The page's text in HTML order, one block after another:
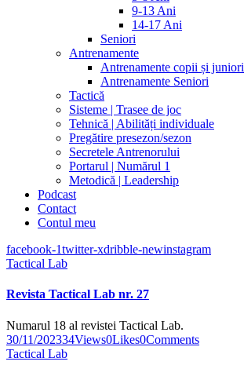
9-13 Ani
14-17 Ani
Seniori
Antrenamente
Antrenamente copii și juniori
Antrenamente Seniori
Tactică
Sisteme | Trasee de joc
Tehnică | Abilități individuale
Pregătire presezon/sezon
Secretele Antrenorului
Portarul | Numărul 1
Metodică | Leadership
Podcast
Contact
Contul meu
facebook-1twitter-xdribble-newinstagram
Tactical Lab
Revista Tactical Lab nr. 27
Numarul 18 al revistei Tactical Lab.
30/11/202334Views0Likes0Comments
Tactical Lab